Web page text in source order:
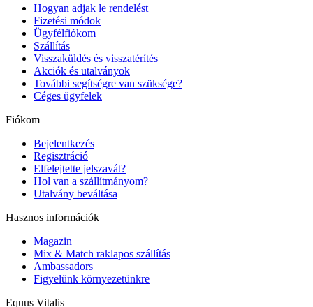
Hogyan adjak le rendelést
Fizetési módok
Ügyfélfiókom
Szállítás
Visszaküldés és visszatérítés
Akciók és utalványok
További segítségre van szüksége?
Céges ügyfelek
Fiókom
Bejelentkezés
Regisztráció
Elfelejtette jelszavát?
Hol van a szállítmányom?
Utalvány beváltása
Hasznos információk
Magazin
Mix & Match raklapos szállítás
Ambassadors
Figyelünk környezetünkre
Equus Vitalis